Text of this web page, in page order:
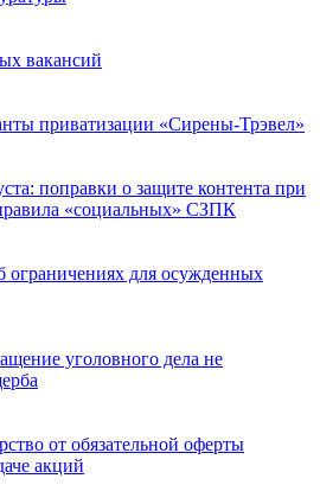
вакансий
приватизации «Сирены-Трэвел»
поправки о защите контента при
«социальных» СЗПК
ограничениях для осужденных
уголовного дела не
от обязательной оферты
акций